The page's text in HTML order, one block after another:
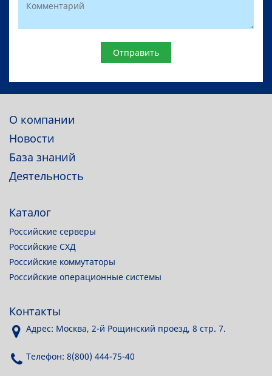
О компании
Новости
База знаний
Деятельность
Каталог
Российские серверы
Российские СХД
Российские коммутаторы
Российские операционные системы
Контакты
Адрес: Москва, 2-й Рощинский проезд, 8 стр. 7.
Телефон: 8(800) 444-75-40